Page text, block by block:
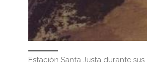
Estación Santa Justa durante